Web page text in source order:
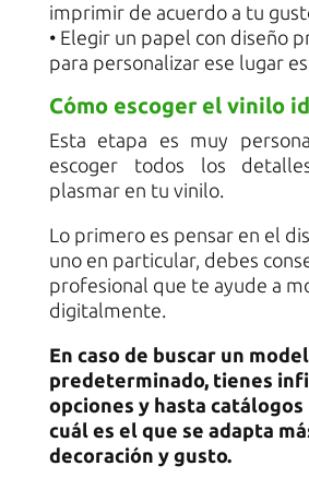
imprimir de acuerdo a tu
• Elegir un papel con diseño
para personalizar ese lugar
Cómo escoger el vinilo
Esta etapa es muy
escoger todos los
plasmar en tu vinilo.
Lo primero es pensar en el
uno en particular, debes
profesional que te ayude a
digitalmente.
En caso de buscar un
predeterminado, tienes
opciones y hasta
cuál es el que se adapta
decoración y gusto.